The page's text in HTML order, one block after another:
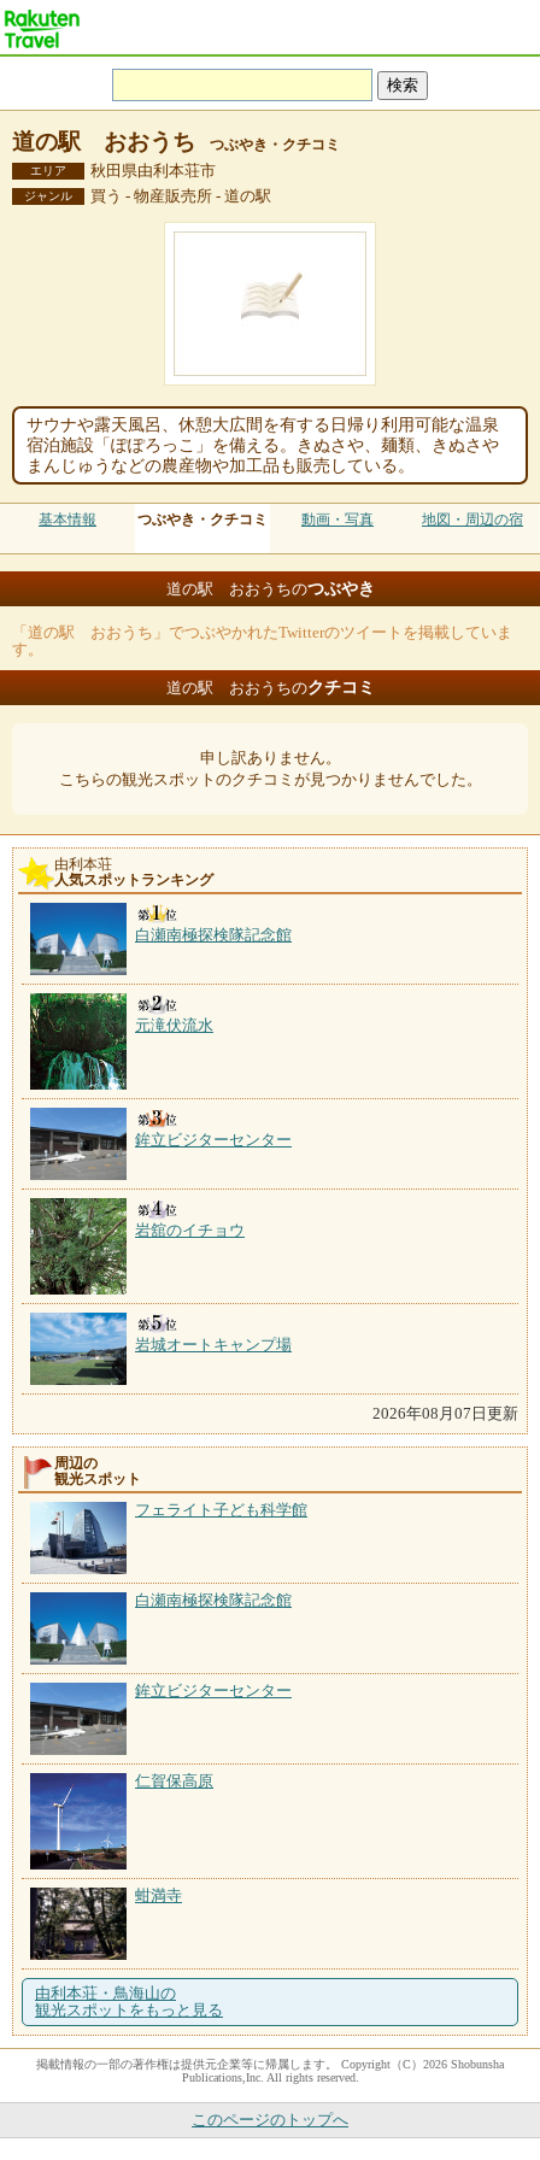
道の駅 おおうち つぶやき・クチコミ
エリア 秋田県由利本荘市
ジャンル 買う - 物産販売所 - 道の駅
サウナや露天風呂、休憩大広間を有する日帰り利用可能な温泉
宿泊施設「ぽぽろっこ」を備える。きぬさや、麺類、きぬさや
まんじゅうなどの農産物や加工品も販売している。
基本情報 つぶやき・クチコミ 動画・写真 地図・周辺の宿
道の駅 おおうちのつぶやき
「道の駅 おおうち」でつぶやかれたTwitterのツイートを掲載していま
す。
道の駅 おおうちのクチコミ
申し訳ありません。
こちらの観光スポットのクチコミが見つかりませんでした。
由利本荘
人気スポットランキング
白瀬南極探検隊記念館
元滝伏流水
鉾立ビジターセンター
岩舘のイチョウ
岩城オートキャンプ場
2026年08月07日更新
周辺の
観光スポット
フェライト子ども科学館
白瀬南極探検隊記念館
鉾立ビジターセンター
仁賀保高原
蚶満寺
由利本荘・鳥海山の
観光スポットをもっと見る
掲載情報の一部の著作権は提供元企業等に帰属します。 Copyright（C）2026 Shobunsha
Publications,Inc. All rights reserved.
このページのトップへ